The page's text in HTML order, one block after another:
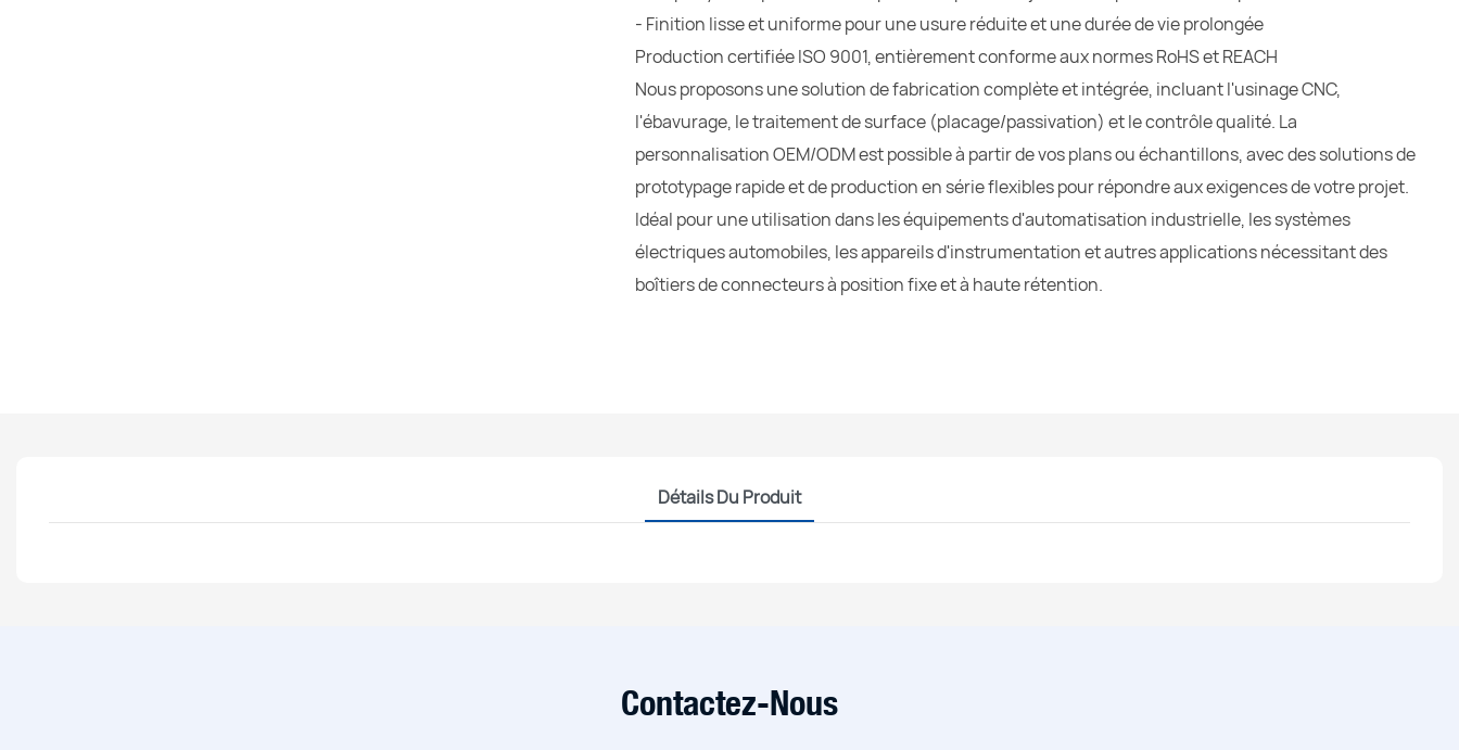
- Finition lisse et uniforme pour une usure réduite et une durée de vie prolongée
Production certifiée ISO 9001, entièrement conforme aux normes RoHS et REACH
Nous proposons une solution de fabrication complète et intégrée, incluant l'usinage CNC,
l'ébavurage, le traitement de surface (placage/passivation) et le contrôle qualité. La
personnalisation OEM/ODM est possible à partir de vos plans ou échantillons, avec des solutions de
prototypage rapide et de production en série flexibles pour répondre aux exigences de votre projet.
Idéal pour une utilisation dans les équipements d'automatisation industrielle, les systèmes
électriques automobiles, les appareils d'instrumentation et autres applications nécessitant des
boîtiers de connecteurs à position fixe et à haute rétention.
Détails Du Produit
Contactez-Nous